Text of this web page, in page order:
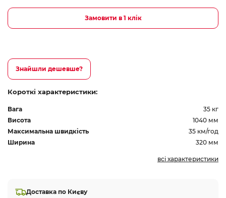
Замовити в 1 клік
Знайшли дешевше?
Короткі характеристики:
Вага
35 кг
Висота
1040 мм
Максимальна швидкість
35 км/год
Ширина
320 мм
всі характеристики
Доставка по Києву